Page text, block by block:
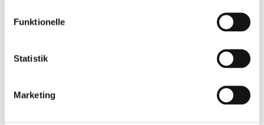
Funktionelle
Statistik
Marketing